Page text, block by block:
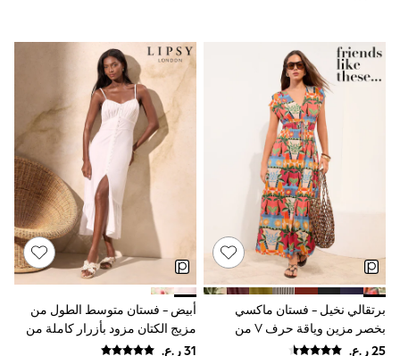
All Girls Sports & Swimwear
T-Shirts
Bags & Backpacks
Lunchboxes
Caps
Bags
Blouses
Shirts
Polo Shirts
GIRLS
New In
New In from Next
0-2 years
3-5 years
6-8 years
9-11 years
12-14 years
15+ years
All Clothing
برتقالي نخيل - فستان ماكسي
بخصر مزين وياقة حرف V من
الجيرسي من Friends Like These
أبيض - فستان متوسط الطول من
مزيج الكتان مزود بأزرار كاملة من
Lipsy